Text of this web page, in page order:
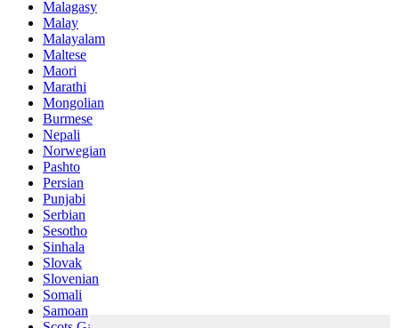
Malagasy
Malay
Malayalam
Maltese
Maori
Marathi
Mongolian
Burmese
Nepali
Norwegian
Pashto
Persian
Punjabi
Serbian
Sesotho
Sinhala
Slovak
Slovenian
Somali
Samoan